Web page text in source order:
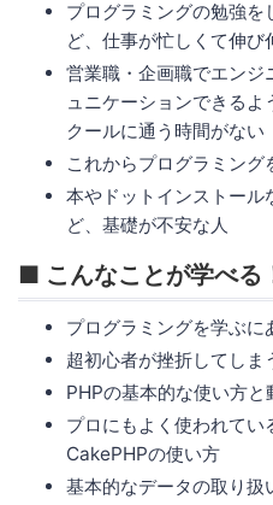
プログラミングの勉強を
ど、仕事が忙しくて伸び
営業職・企画職でエンジ
ュニケーションできる
クールに通う時間がない
これからプログラミング
本やドットインストール
ど、基礎が不安な人
■ こんなことが学べる
プログラミングを学ぶ
超初心者が挫折してしま
PHPの基本的な使い方と
プロにもよく使われてい
CakePHPの使い方
基本的なデータの取り扱